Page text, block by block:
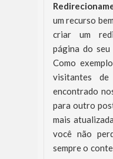
um recurso
criar um
página do
Como
visitantes
encontrado
para outro
mais
você não
sempre o